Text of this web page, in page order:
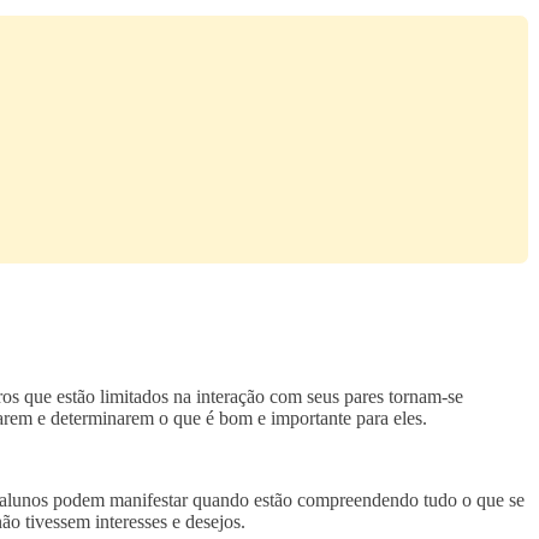
que estão limitados na interação com seus pares tornam-se
e determinarem o que é bom e importante para eles.
podem manifestar quando estão compreendendo tudo o que se
tivessem interesses e desejos.